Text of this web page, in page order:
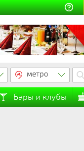
метро
Бары и клубы